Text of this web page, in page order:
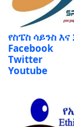
የስፔስ ሳይንስ
Facebook
Twitter
Youtube